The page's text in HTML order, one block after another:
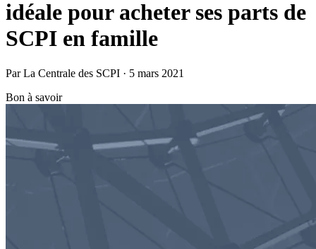
idéale pour acheter ses parts de
SCPI en famille
Par La Centrale des SCPI · 5 mars 2021
Bon à savoir